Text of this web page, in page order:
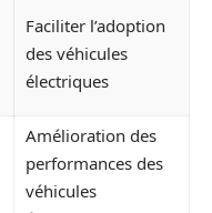
Faciliter l’adoption
des véhicules
électriques
Amélioration des
performances des
véhicules